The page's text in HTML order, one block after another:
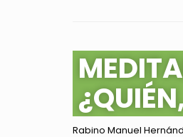
Rabino Manuel